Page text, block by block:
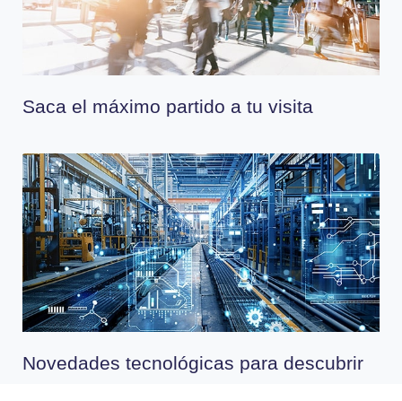
Saca el máximo partido a tu visita
Novedades tecnológicas para descubrir